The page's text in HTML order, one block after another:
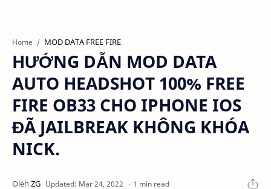
Home MOD DATA FREE FIRE
HƯỚNG DẪN MOD DATA
AUTO HEADSHOT 100% FREE
FIRE OB33 CHO IPHONE IOS
ĐÃ JAILBREAK KHÔNG KHÓA
NICK.
1 min read